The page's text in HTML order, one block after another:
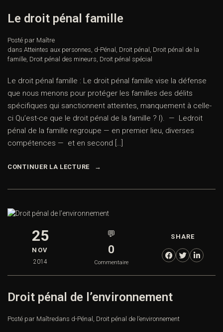
Le droit pénal famille
Posté par Maître
dans Atteintes aux personnes, d-Pénal , Droit pénal , Droit pénal de la
famille, Droit pénal des mineurs, Droit pénal spécial
Le droit pénal famille : Le droit pénal famille vise la défense
que nous menons pour protéger les familles des délits
spécifiques qui sanctionnent atteintes, manquement à celle-
ci Qu’est-ce que le droit pénal de la famille ? I). — Ledroit
pénal de la famille regroupe — en premier lieu, diverses
compétences — et en second […]
CONTINUER LA LECTURE
25
NOV
2014
💬
0
Commentaire
SHARE
Droit pénal de l’environnement
Posté par Maîtredans d-Pénal , Droit pénal de l’environnement